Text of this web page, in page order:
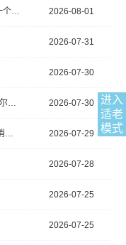
进入
适老
模式
暖医情·便民行丨守护每一双眼睛，照亮每一个视界 2026-08-01
2026-07-31
2026-07-30
别把失忆当“老糊涂” ——警惕偷走记忆的阿尔茨海默病 2026-07-30
酷暑“烤”验肠胃 别让“热应激”悄悄偷走你的消化力 2026-07-29
2026-07-28
2026-07-25
2026-07-25